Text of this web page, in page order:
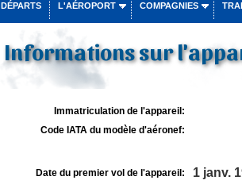
DÉPARTS L'AÉROPORT COMPAGNIES
Informations sur
Immatriculation de l'appareil:
Code IATA du modèle d'aéronef:
Date du premier vol de l'appareil: 1 janv.